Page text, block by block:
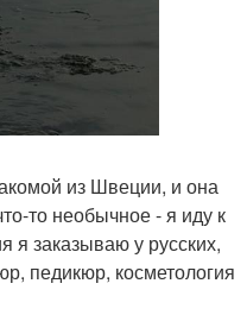
из Швеции, и она
то необычное - я иду к
я заказываю у русских,
педикюр, косметология